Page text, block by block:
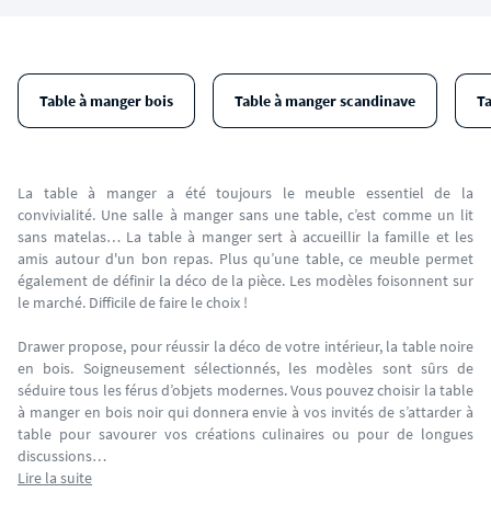
Table à manger bois Table à manger scandinave
La table à manger a été toujours le meuble essentiel de la
convivialité. Une salle à manger sans une table, c’est comme un lit
sans matelas… La table à manger sert à accueillir la famille et les
amis autour d'un bon repas. Plus qu’une table, ce meuble permet
également de définir la déco de la pièce. Les modèles foisonnent sur
le marché. Difficile de faire le choix !
Drawer propose, pour réussir la déco de votre intérieur, la table noire
en bois. Soigneusement sélectionnés, les modèles sont sûrs de
séduire tous les férus d’objets modernes. Vous pouvez choisir la table
à manger en bois noir qui donnera envie à vos invités de s’attarder à
table pour savourer vos créations culinaires ou pour de longues
discussions…
Lire la suite